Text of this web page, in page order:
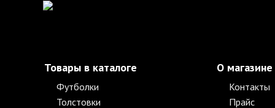
Товары в каталоге
Футболки
Толстовки
О магазине
Контакты
Прайс